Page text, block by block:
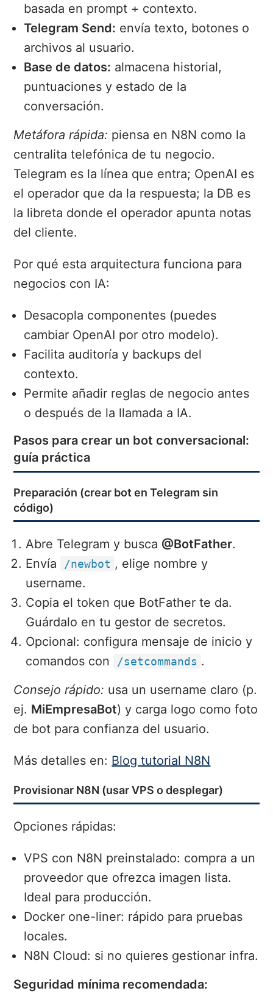
basada en prompt + contexto.
Telegram Send: envía texto, botones o
archivos al usuario.
Base de datos: almacena historial,
puntuaciones y estado de la
conversación.
Metáfora rápida: piensa en N8N como la
centralita telefónica de tu negocio.
Telegram es la línea que entra; OpenAI es
el operador que da la respuesta; la DB es
la libreta donde el operador apunta notas
del cliente.
Por qué esta arquitectura funciona para
negocios con IA:
Desacopla componentes (puedes
cambiar OpenAI por otro modelo).
Facilita auditoría y backups del
contexto.
Permite añadir reglas de negocio antes
o después de la llamada a IA.
Pasos para crear un bot conversacional:
guía práctica
Preparación (crear bot en Telegram sin
código)
Abre Telegram y busca @BotFather.
Envía
/newbot , elige nombre y
username.
Copia el token que BotFather te da.
Guárdalo en tu gestor de secretos.
Opcional: configura mensaje de inicio y
comandos con
/setcommands .
Consejo rápido: usa un username claro (p.
ej. MiEmpresaBot) y carga logo como foto
de bot para confianza del usuario.
Más detalles en: Blog tutorial N8N
Provisionar N8N (usar VPS o desplegar)
Opciones rápidas:
VPS con N8N preinstalado: compra a un
proveedor que ofrezca imagen lista.
Ideal para producción.
Docker one-liner: rápido para pruebas
locales.
N8N Cloud: si no quieres gestionar infra.
Seguridad mínima recomendada: